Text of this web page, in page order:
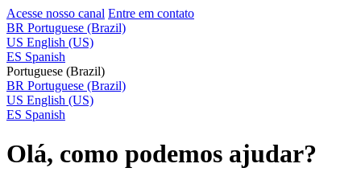
Acesse nosso canal Entre em contato
BR Portuguese (Brazil)
US English (US)
ES Spanish
Portuguese (Brazil)
BR Portuguese (Brazil)
US English (US)
ES Spanish
Olá, como podemos ajudar?